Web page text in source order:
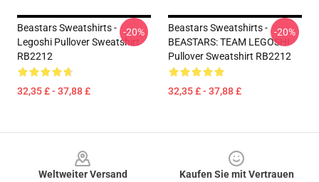
Beastars Sweatshirts -
Legoshi Pullover Sweatshirt
RB2212
32,35 £ - 37,88 £
-20%
Beastars Sweatshirts -
BEASTARS: TEAM LEGOSHI
Pullover Sweatshirt RB2212
32,35 £ - 37,88 £
-20%
Weltweiter Versand
Kaufen Sie mit Vertrauen